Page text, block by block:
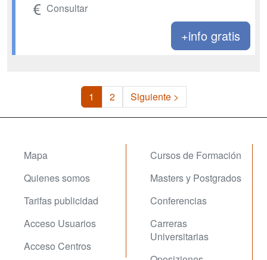
Consultar
+info gratis
1 2 Siguiente >
Mapa
Quienes somos
Tarifas publicidad
Acceso Usuarios
Acceso Centros
Cursos de Formación
Masters y Postgrados
Conferencias
Carreras
Universitarias